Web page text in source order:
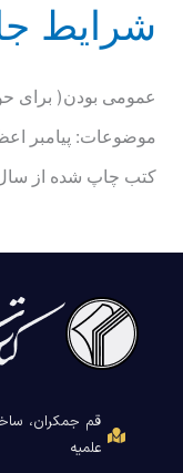
شرایط
عمومی بودن( برای
موضوعات: پیامبر
کتب چاپ شده از سال 1357تا پایان
قم جمکران،
علمیه